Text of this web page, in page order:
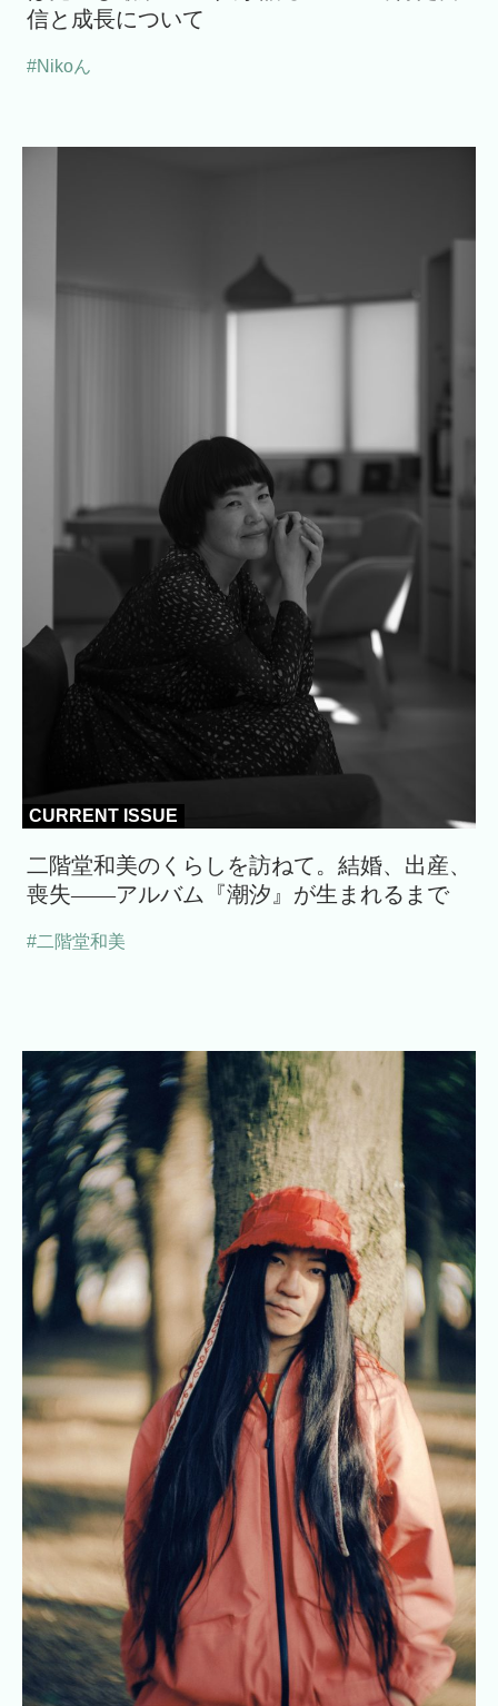
信と成長について
#Nikoん
CURRENT ISSUE
二階堂和美のくらしを訪ねて。結婚、出産、
喪失――アルバム『潮汐』が生まれるまで
#二階堂和美